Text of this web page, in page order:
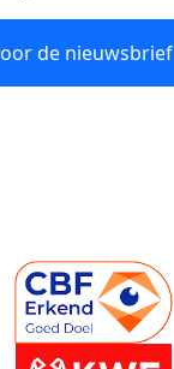
de nieuwsbrief